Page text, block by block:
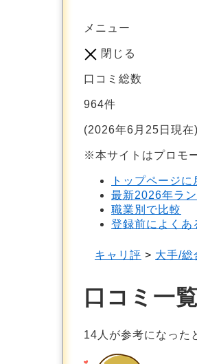
メニュー
閉じる
口コミ総数
964件
(2026年6月25日現在
※本サイトはプロモ
トップページに
最新2026年ラ
職業別で比較
登録前によくあ
キャリ評 > 大手/総
口コミ一覧
14 人が参考になった